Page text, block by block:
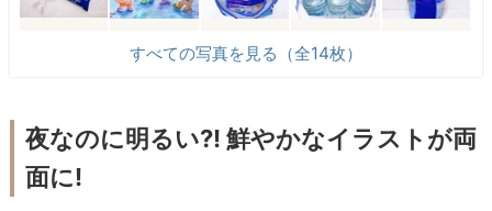
すべての写真を見る（全14枚）
夜なのに明るい?! 鮮やかなイラストが両
面に!